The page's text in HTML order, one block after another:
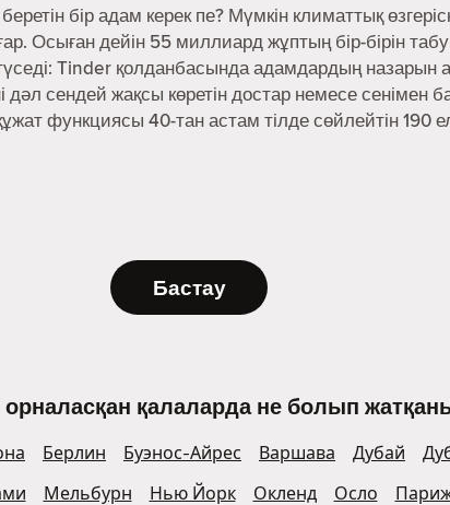
бір адам керек пе? Мүмкін климаттық
Осыған дейін 55 миллиард жұптың бір-бірін
Tinder қолданбасында адамдардың назарын
дәл сендей жақсы көретін достар немесе сенімен
функциясы 40-тан астам тілде сөйлейтін
Бастау
қалаларда не болып
Берлин Буэнос-Айрес Варшава Дубай
Мельбурн Нью Йорк Окленд Осло